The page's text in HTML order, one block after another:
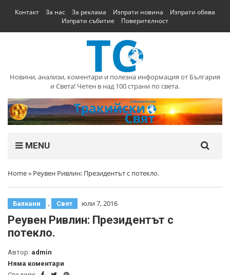
Контакт За нас За реклама Изпрати новина
Изпрати обява
Изпрати събитие
Поверителност
Новини, анализи, коментари и полезна информация от България
и Света! Четен в над 100 страни по света.
MENU
Home» Реувен Ривлин: Президентът с потекло.
Балкани , Свят юли 7, 2016
Реувен Ривлин: Президентът с
потекло.
Автор: admin
Няма коментари